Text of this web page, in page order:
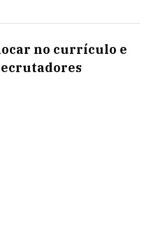
no currículo e